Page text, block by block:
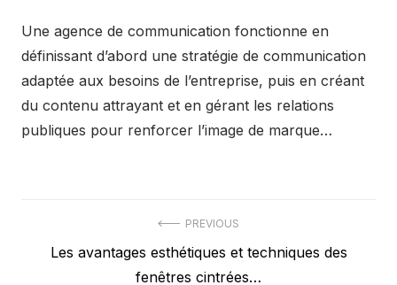
Une agence de communication fonctionne en
définissant d’abord une stratégie de communication
adaptée aux besoins de l’entreprise, puis en créant
du contenu attrayant et en gérant les relations
publiques pour renforcer l’image de marque…
PREVIOUS
Previous
Les avantages esthétiques et techniques des
fenêtres cintrées…